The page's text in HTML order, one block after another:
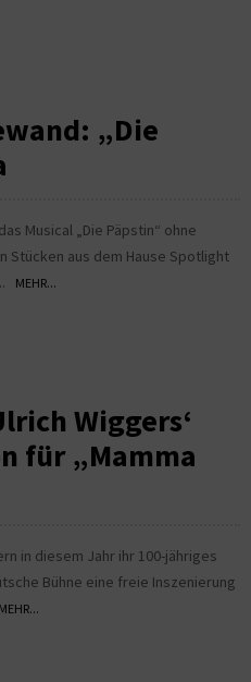
„Die
Musical „Die Päpstin“ ohne
Stücken aus dem Hause Spotlight
MEHR...
Wiggers‘
für „Mamma
in diesem Jahr ihr 100-jähriges
Bühne eine freie Inszenierung
MEHR...